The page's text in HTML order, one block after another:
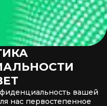
вашей
нас первостепенное